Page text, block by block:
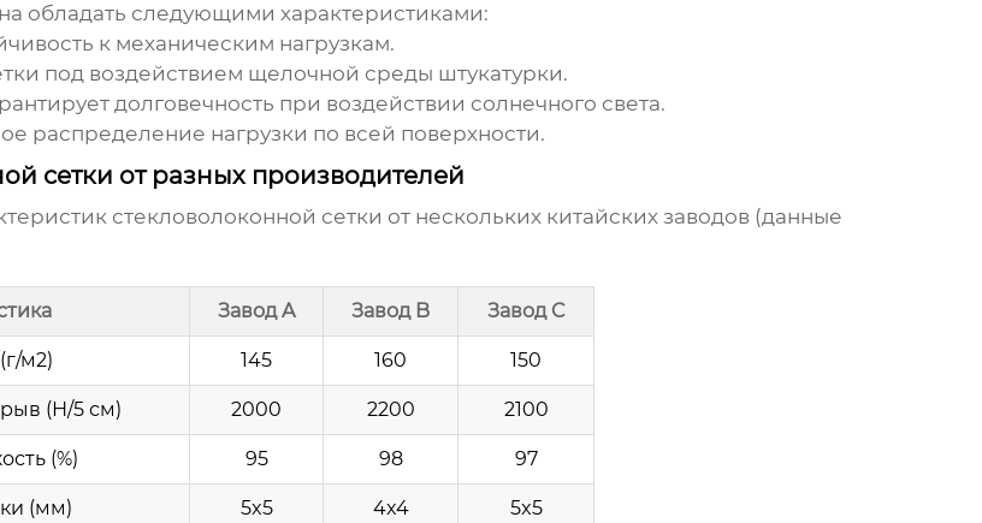
обладать следующими характеристиками:
к механическим нагрузкам.
под воздействием щелочной среды штукатурки.
долговечность при воздействии солнечного света.
распределение нагрузки по всей поверхности.
сетки от разных производителей
стекловолоконной сетки от нескольких китайских заводов(данные
Завод A Завод B Завод C
м2) 145 160 150
(Н/5 см) 2000 2200 2100
(%) 95 98 97
(мм) 5x5 4x4 5x5